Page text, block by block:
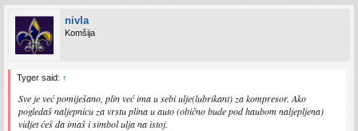
nivla
Komšija
Tyger said: ↑
Sve je već pomiješano, plin već ima u sebi ulje(lubrikant) za kompresor. Ako
pogledaš naljepnicu za vrstu plina u auto (obično bude pod haubom naljepljena)
vidjet ćeš da imaš i simbol ulja na istoj.